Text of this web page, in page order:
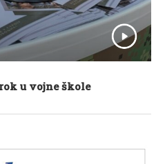
u vojne škole